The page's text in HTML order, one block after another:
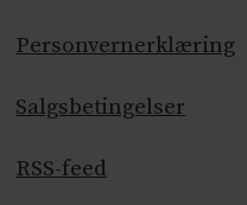
Personvernerklæring
Salgsbetingelser
RSS-feed